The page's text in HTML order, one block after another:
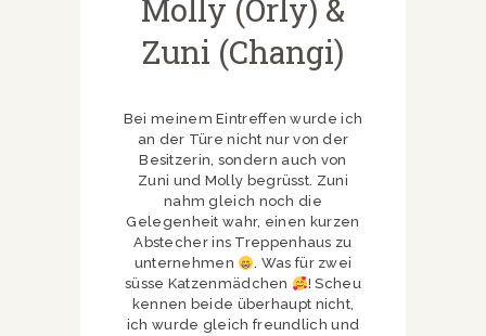
Molly (Orly) &
Zuni (Changi)
Bei meinem Eintreffen wurde ich
an der Türe nicht nur von der
Besitzerin, sondern auch von
Zuni und Molly begrüsst. Zuni
nahm gleich noch die
Gelegenheit wahr, einen kurzen
Abstecher ins Treppenhaus zu
unternehmen
. Was für zwei
süsse Katzenmädchen
! Scheu
kennen beide überhaupt nicht,
ich wurde gleich freundlich und